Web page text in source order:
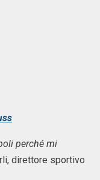
perché mi
direttore sportivo